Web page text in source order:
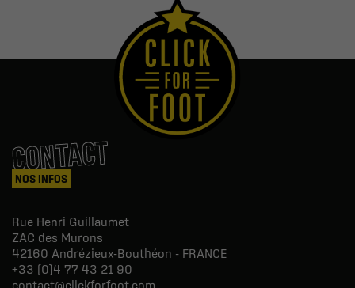
CONTACT
NOS INFOS
Rue Henri Guillaumet
ZAC des Murons
42160 Andrézieux-Bouthéon - FRANCE
+33 (0)4 77 43 21 90
contact@clickforfoot.com